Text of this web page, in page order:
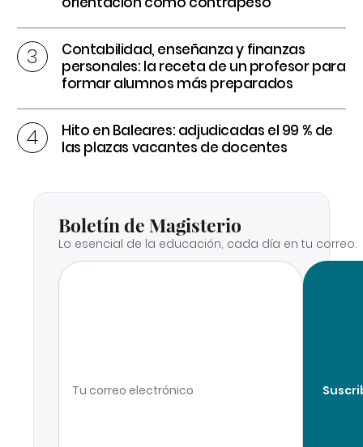
Contabilidad, enseñanza y finanzas
personales: la receta de un profesor para
formar alumnos más preparados
Hito en Baleares: adjudicadas el 99 % de
las plazas vacantes de docentes
Boletín de Magisterio
Lo esencial de la educación, cada día en tu correo.